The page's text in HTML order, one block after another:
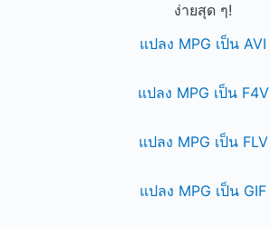
ง่ายสุด ๆ!
แปลง MPG เป็น AVI
แปลง MPG เป็น F4V
แปลง MPG เป็น FLV
แปลง MPG เป็น GIF